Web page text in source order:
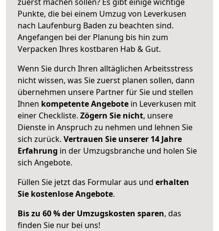
Punkte, die bei einem Umzug von Leverkusen
nach Laufenburg Baden zu beachten sind.
Angefangen bei der Planung bis hin zum
Verpacken Ihres kostbaren Hab & Gut.
Wenn Sie durch Ihren alltäglichen Arbeitsstress
nicht wissen, was Sie zuerst planen sollen, dann
übernehmen unsere Partner für Sie und stellen
Ihnen kompetente Angebote in Leverkusen mit
einer Checkliste. Zögern Sie nicht, unsere
Dienste in Anspruch zu nehmen und lehnen Sie
sich zurück. Vertrauen Sie unserer 14 Jahre
Erfahrung in der Umzugsbranche und holen Sie
sich Angebote.
Füllen Sie jetzt das Formular aus und erhalten
Sie kostenlose Angebote.
Bis zu 60 % der Umzugskosten sparen, das
finden Sie nur bei uns!